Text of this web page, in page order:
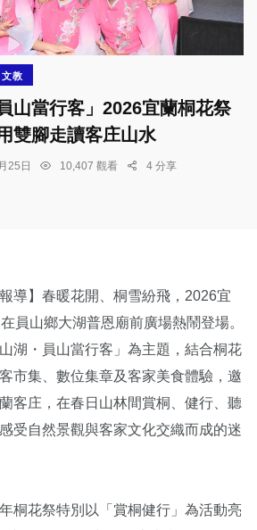
文教
山當行客」2026宜蘭桐花祭
雙腳走讀客庄山水
25日 10,407 觀看 4 分享
導】春暖花開、桐雪紛飛，2026宜
員山鄉大湖普恩廟前廣場熱鬧登場。
湖・員山當行客」為主題，結合桐花
市集、數位集章及客家美食體驗，邀
客庄，在春日山林間賞桐、健行、聽
受自然景觀與客家文化交織而成的迷
桐花祭特別以「賞桐健行」為活動亮